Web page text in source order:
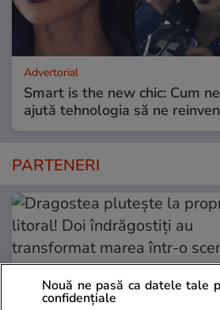
Advertorial
Smart is the new chic: Cum ne
ajută tehnologia să ne
PARTENERI
Nouă ne pasă ca datele tale
confidențiale